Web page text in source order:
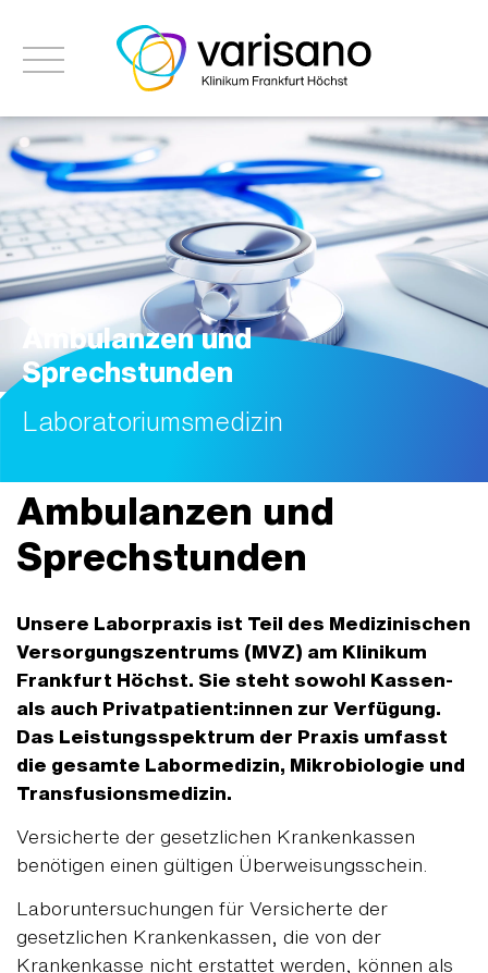
Ambulanzen und
Sprechstunden
Laboratoriumsmedizin
Ambulanzen und
Sprechstunden
Unsere Laborpraxis ist Teil des Medizinischen
Versorgungszentrums (MVZ) am Klinikum
Frankfurt Höchst. Sie steht sowohl Kassen-
als auch Privatpatient:innen zur Verfügung.
Das Leistungsspektrum der Praxis umfasst
die gesamte Labormedizin, Mikrobiologie und
Transfusionsmedizin.
Versicherte der gesetzlichen Krankenkassen
benötigen einen gültigen Überweisungsschein.
Laboruntersuchungen für Versicherte der
gesetzlichen Krankenkassen, die von der
Krankenkasse nicht erstattet werden, können als